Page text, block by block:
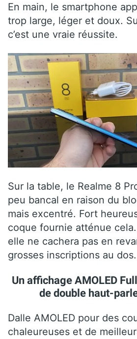
En main, le smartphone
trop large, léger et doux.
c’est une vraie réussite.
Sur la table, le Realme 8
peu bancal en raison du
mais excentré. Fort
coque fournie atténue
elle ne cachera pas en
grosses inscriptions au dos.
Un affichage AMOLED
de double haut-
Dalle AMOLED pour des
chaleureuses et de